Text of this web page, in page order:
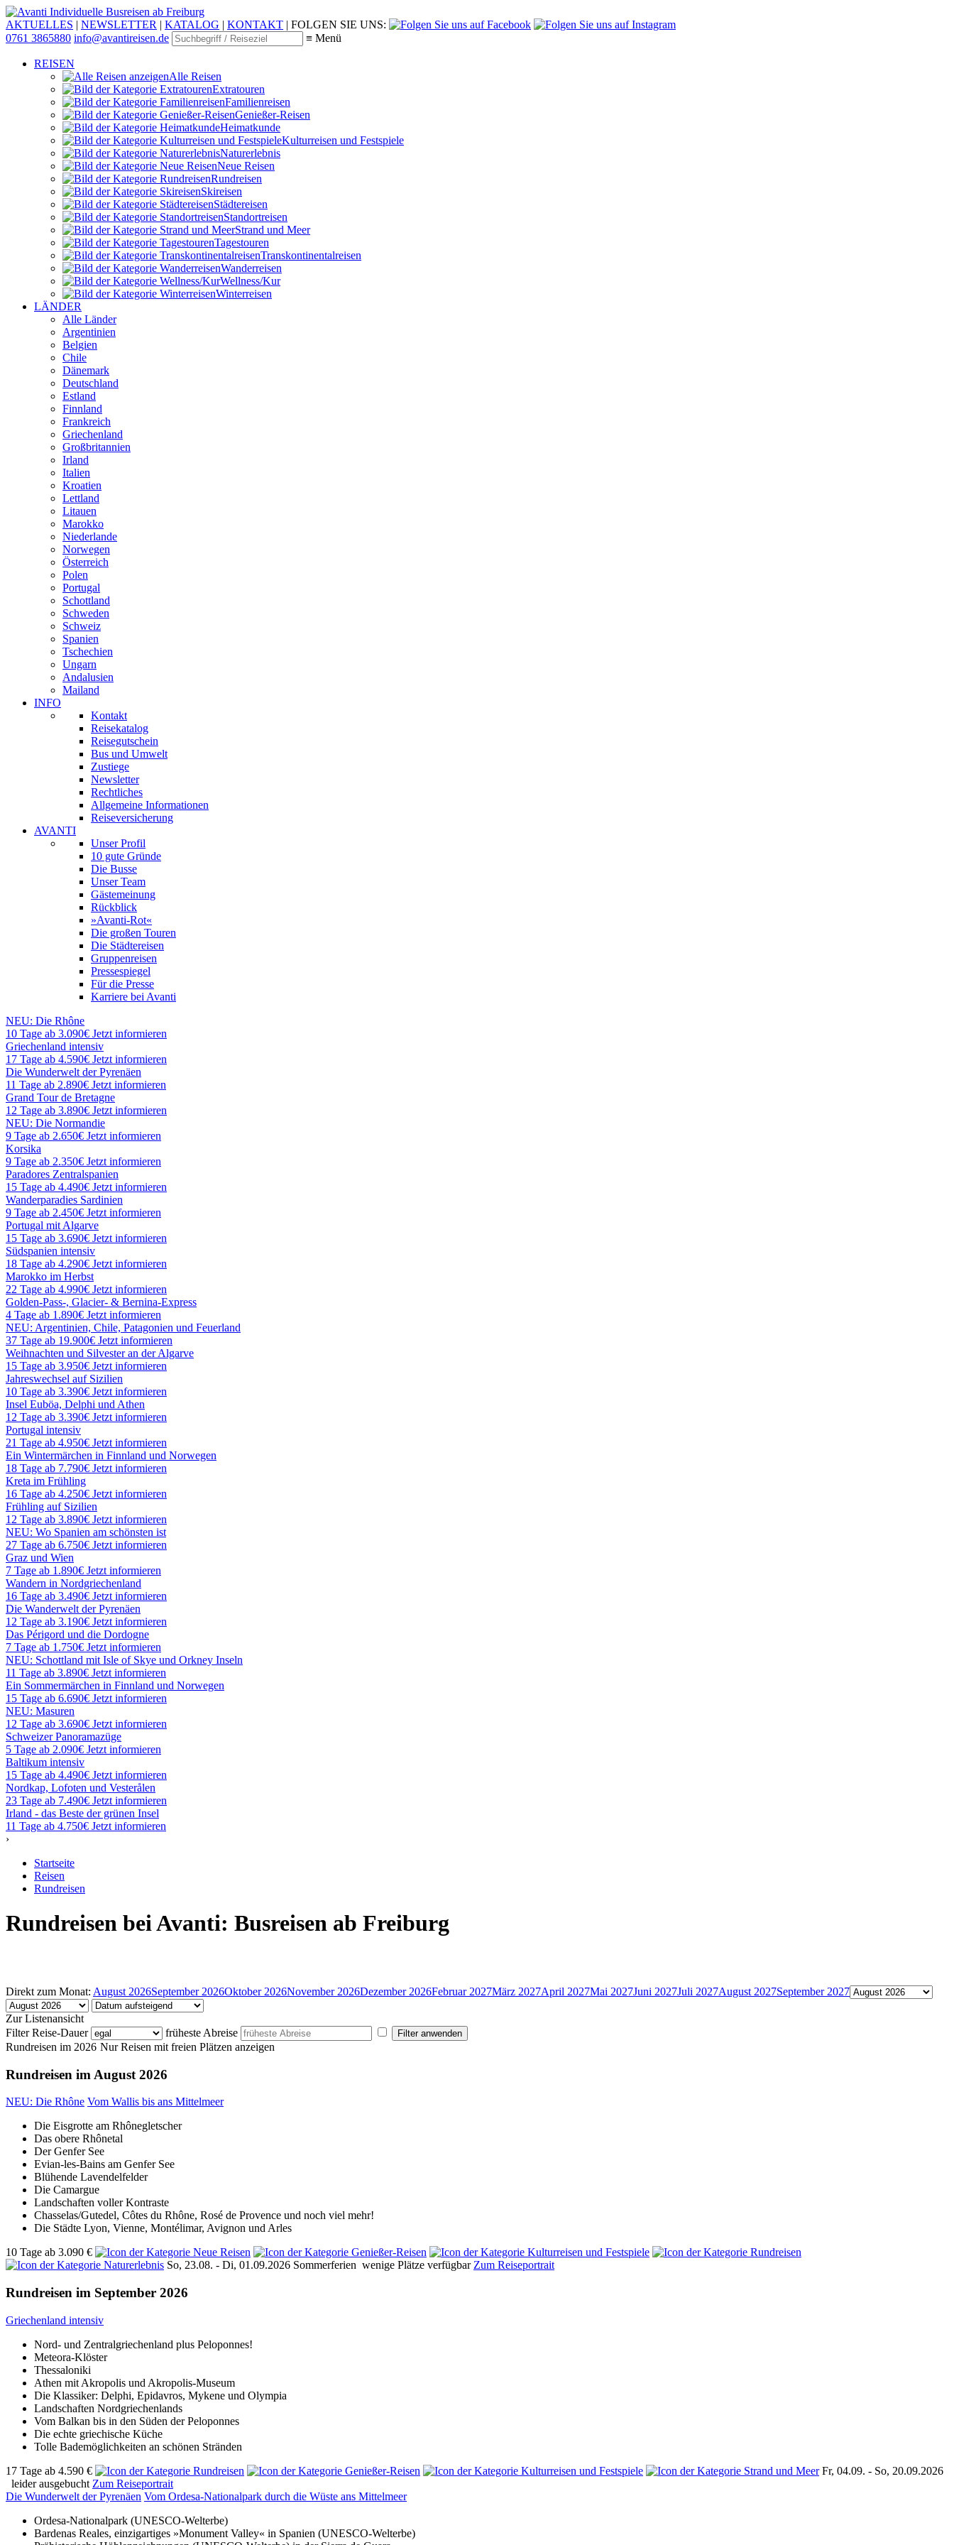
Individuelle Busreisen ab Freiburg
AKTUELLES | NEWSLETTER | KATALOG | KONTAKT | FOLGEN SIE UNS:
0761 3865880 info@avantireisen.de ≡ Menü
REISEN
Alle Reisen
Extratouren
Familien­reisen
Genießer-Reisen
Heimatkunde
Kultur­reisen und Festspiele
Naturerlebnis
Neue Reisen
Rund­reisen
Ski­reisen
Städte­reisen
Standort­reisen
Strand und Meer
Tagestouren
Transkontinental­reisen
Wander­reisen
Wellness/Kur
Winter­reisen
LÄNDER
Alle Länder
Argentinien
Belgien
Chile
Dänemark
Deutschland
Estland
Finnland
Frankreich
Griechenland
Großbritannien
Irland
Italien
Kroatien
Lettland
Litauen
Marokko
Niederlande
Norwegen
Österreich
Polen
Portugal
Schottland
Schweden
Schweiz
Spanien
Tschechien
Ungarn
Andalusien
Mailand
INFO
Kontakt
Reisekatalog
Reisegutschein
Bus und Umwelt
Zustiege
Newsletter
Rechtliches
Allgemeine Informationen
Reiseversicherung
AVANTI
Unser Profil
10 gute Gründe
Die Busse
Unser Team
Gästemeinung
Rückblick
»Avanti-Rot«
Die großen Touren
Die Städtereisen
Gruppenreisen
Pressespiegel
Für die Presse
Karriere bei Avanti
NEU: Die Rhône
10 Tage ab 3.090€ Jetzt informieren
Griechenland intensiv
17 Tage ab 4.590€ Jetzt informieren
Die Wunderwelt der Pyrenäen
11 Tage ab 2.890€ Jetzt informieren
Grand Tour de Bretagne
12 Tage ab 3.890€ Jetzt informieren
NEU: Die Normandie
9 Tage ab 2.650€ Jetzt informieren
Korsika
9 Tage ab 2.350€ Jetzt informieren
Paradores Zentralspanien
15 Tage ab 4.490€ Jetzt informieren
Wanderparadies Sardinien
9 Tage ab 2.450€ Jetzt informieren
Portugal mit Algarve
15 Tage ab 3.690€ Jetzt informieren
Südspanien intensiv
18 Tage ab 4.290€ Jetzt informieren
Marokko im Herbst
22 Tage ab 4.990€ Jetzt informieren
Golden-Pass-, Glacier- & Bernina-Express
4 Tage ab 1.890€ Jetzt informieren
NEU: Argentinien, Chile, Patagonien und Feuerland
37 Tage ab 19.900€ Jetzt informieren
Weihnachten und Silvester an der Algarve
15 Tage ab 3.950€ Jetzt informieren
Jahreswechsel auf Sizilien
10 Tage ab 3.390€ Jetzt informieren
Insel Euböa, Delphi und Athen
12 Tage ab 3.390€ Jetzt informieren
Portugal intensiv
21 Tage ab 4.950€ Jetzt informieren
Ein Wintermärchen in Finnland und Norwegen
18 Tage ab 7.790€ Jetzt informieren
Kreta im Frühling
16 Tage ab 4.250€ Jetzt informieren
Frühling auf Sizilien
12 Tage ab 3.890€ Jetzt informieren
NEU: Wo Spanien am schönsten ist
27 Tage ab 6.750€ Jetzt informieren
Graz und Wien
7 Tage ab 1.890€ Jetzt informieren
Wandern in Nordgriechenland
16 Tage ab 3.490€ Jetzt informieren
Die Wanderwelt der Pyrenäen
12 Tage ab 3.190€ Jetzt informieren
Das Périgord und die Dordogne
7 Tage ab 1.750€ Jetzt informieren
NEU: Schottland mit Isle of Skye und Orkney Inseln
11 Tage ab 3.890€ Jetzt informieren
Ein Sommermärchen in Finnland und Norwegen
15 Tage ab 6.690€ Jetzt informieren
NEU: Masuren
12 Tage ab 3.690€ Jetzt informieren
Schweizer Panoramazüge
5 Tage ab 2.090€ Jetzt informieren
Baltikum intensiv
15 Tage ab 4.490€ Jetzt informieren
Nordkap, Lofoten und Vesterålen
23 Tage ab 7.490€ Jetzt informieren
Irland - das Beste der grünen Insel
11 Tage ab 4.750€ Jetzt informieren
›
Startseite
Reisen
Rundreisen
Rundreisen bei Avanti: Busreisen ab Freiburg
Direkt zum Monat: August 2026September 2026Oktober 2026November 2026Dezember 2026Februar 2027März 2027April 2027Mai 2027Juni 2027Juli 2027August 2027September 2027
Zur Listenansicht
Filter Reise-Dauer
früheste Abreise
Nur Reisen mit freien Plätzen anzeigen
Filter anwenden
Rundreisen im 2026
Rundreisen im August 2026
NEU: Die Rhône Vom Wallis bis ans Mittelmeer
Die Eisgrotte am Rhônegletscher
Das obere Rhônetal
Der Genfer See
Evian-les-Bains am Genfer See
Blühende Lavendelfelder
Die Camargue
Landschaften voller Kontraste
Chasselas/Gutedel, Côtes du Rhône, Rosé de Provence und noch viel mehr!
Die Städte Lyon, Vienne, Montélimar, Avignon und Arles
10 Tage ab 3.090 €
So, 23.08. - Di, 01.09.2026 Sommerferien wenige Plätze verfügbar Zum Reiseportrait
Rundreisen im September 2026
Griechenland intensiv
Nord- und Zentralgriechenland plus Peloponnes!
Meteora-Klöster
Thessaloniki
Athen mit Akropolis und Akropolis-Museum
Die Klassiker: Delphi, Epidavros, Mykene und Olympia
Landschaften Nordgriechenlands
Vom Balkan bis in den Süden der Peloponnes
Die echte griechische Küche
Tolle Bademöglichkeiten an schönen Stränden
17 Tage ab 4.590 €
Fr, 04.09. - So, 20.09.2026
leider ausgebucht Zum Reiseportrait
Die Wunderwelt der Pyrenäen Vom Ordesa-Nationalpark durch die Wüste ans Mittelmeer
Ordesa-Nationalpark (UNESCO-Welterbe)
Bardenas Reales, einzigartiges »Monument Valley« in Spanien (UNESCO-Welterbe)